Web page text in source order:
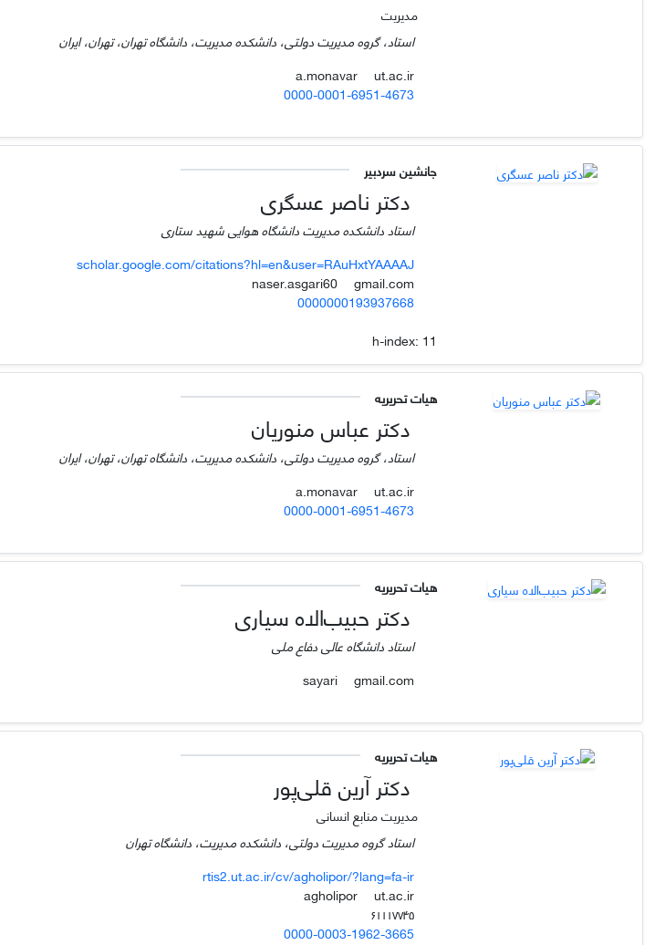
مدیریت
استاد، گروه مدیریت دولتی، دانشکده مدیریت، دانشگاه تهران، تهران، ایران
a.monavar
ut.ac.ir
0000-0001-6951-4673
جانشین سردبیر
دکتر ناصر عسگری
استاد دانشکده مدیریت دانشگاه هوایی شهید ستاری
scholar.google.com/citations?hl=en&user=RAuHxtYAAAAJ
gmail.com
0000000193937668
h-index: 11
هیات تحریریه
دکتر عباس منوریان
استاد، گروه مدیریت دولتی، دانشکده مدیریت، دانشگاه تهران، تهران، ایران
a.monavar
ut.ac.ir
0000-0001-6951-4673
هیات تحریریه
دکتر حبیب‌الاه سیاری
استاد دانشگاه عالی دفاع ملی
gmail.com
هیات تحریریه
دکتر آرین قلی‌پور
مدیریت منابع انسانی
استاد گروه مدیریت دولتی، دانشکده مدیریت، دانشگاه تهران
rtis2.ut.ac.ir/cv/agholipor/?lang=fa-ir
agholipor
ut.ac.ir
۶۱۱۱۷۷۴۵
0000-0003-1962-3665